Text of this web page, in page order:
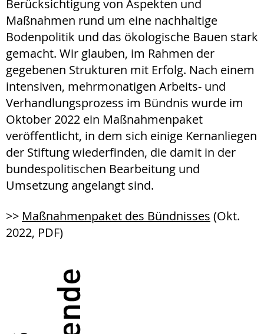
Berücksichtigung von Aspekten und
Maßnahmen rund um eine nachhaltige
Bodenpolitik und das ökologische Bauen stark
gemacht. Wir glauben, im Rahmen der
gegebenen Strukturen mit Erfolg. Nach einem
intensiven, mehrmonatigen Arbeits- und
Verhandlungsprozess im Bündnis wurde im
Oktober 2022 ein Maßnahmenpaket
veröffentlicht, in dem sich einige Kernanliegen
der Stiftung wiederfinden, die damit in der
bundespolitischen Bearbeitung und
Umsetzung angelangt sind.
>> Maßnahmenpaket des Bündnisses (Okt.
2022, PDF)